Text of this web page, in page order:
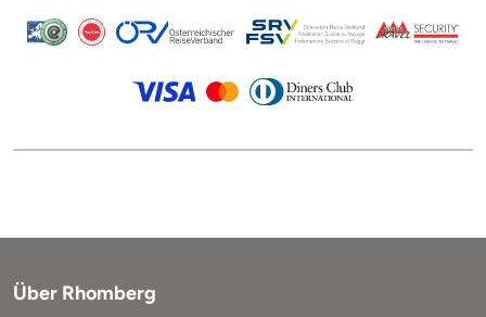
Über Rhomberg